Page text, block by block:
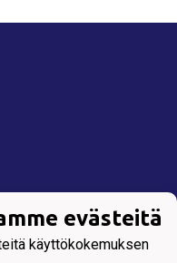
© 2025 YMCA
evästeitä
käyttökokemuksen